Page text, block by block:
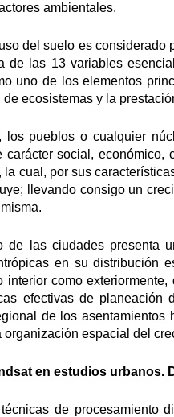
ambientales.
del suelo es
de las 13 variables
uno de los elementos
de ecosistemas y la
los pueblos o cualquier
carácter social,
la cual, por sus
llevando consigo un
de las ciudades presenta
en su distribución
interior como
efectivas de planeación
de los
organización espacial del
en estudios urbanos.
de procesamiento